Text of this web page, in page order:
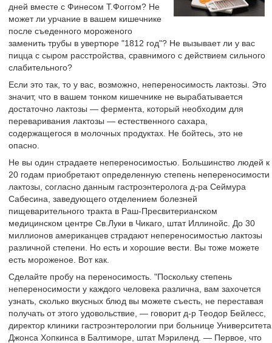
дней вместе с Финесом Т.Фоггом? Не
может ли урчание в вашем кишечнике
после съеденного мороженого
заменить трубы в увертюре "1812 год"? Не вызывает ли у вас
пицца с сыром расстройства, сравнимого с действием сильного
слабительного?
Если это так, то у вас, возможно, непереносимость лактозы. Это
значит, что в вашем тонком кишечнике не вырабатывается
достаточно лактозы — фермента, который необходим для
переваривания лактозы — естественного сахара,
содержащегося в молочных продуктах. Не бойтесь, это не
опасно.
Не вы один страдаете непереносимостью. Большинство людей к
20 годам приобретают определенную степень непереносимости
лактозы, согласно данным гастроэнтеролога д-ра Сеймура
Сабесина, заведующего отделением болезней
пищеварительного тракта в Раш-Пресвитерианском
медицинском центре Св.Луки в Чикаго, штат Иллинойс. До 30
миллионов американцев страдают непереносимостью лактозы
различной степени. Но есть и хорошие вести. Вы тоже можете
есть мороженое. Вот как.
Сделайте пробу на переносимость. "Поскольку степень
непереносимости у каждого человека различна, вам захочется
узнать, сколько вкусных блюд вы можете съесть, не переставая
получать от этого удовольствие, — говорит д-р Теодор Бейлесс,
директор клиники гастроэнтерологии при больнице Университета
Джонса Хопкинса в Балтиморе, штат Мэриленд. — Первое, что